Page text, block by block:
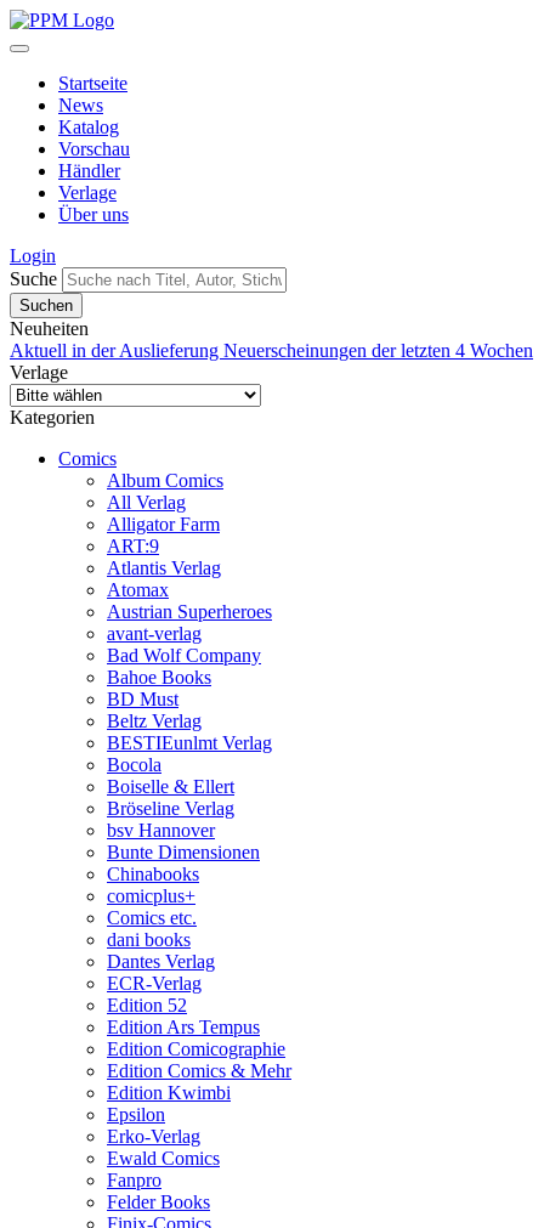
Startseite
News
Katalog
Vorschau
Händler
Verlage
Über uns
Login
Suche
Neuheiten
Aktuell in der Auslieferung Neuerscheinungen der letzten 4 Wochen
Verlage
Kategorien
Comics
Album Comics
All Verlag
Alligator Farm
ART:9
Atlantis Verlag
Atomax
Austrian Superheroes
avant-verlag
Bad Wolf Company
Bahoe Books
BD Must
Beltz Verlag
BESTIEunlmt Verlag
Bocola
Boiselle & Ellert
Bröseline Verlag
bsv Hannover
Bunte Dimensionen
Chinabooks
comicplus+
Comics etc.
dani books
Dantes Verlag
ECR-Verlag
Edition 52
Edition Ars Tempus
Edition Comicographie
Edition Comics & Mehr
Edition Kwimbi
Epsilon
Erko-Verlag
Ewald Comics
Fanpro
Felder Books
Finix-Comics